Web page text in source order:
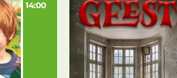
14:00